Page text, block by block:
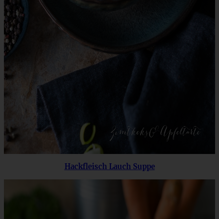
Hackfleisch Lauch Suppe